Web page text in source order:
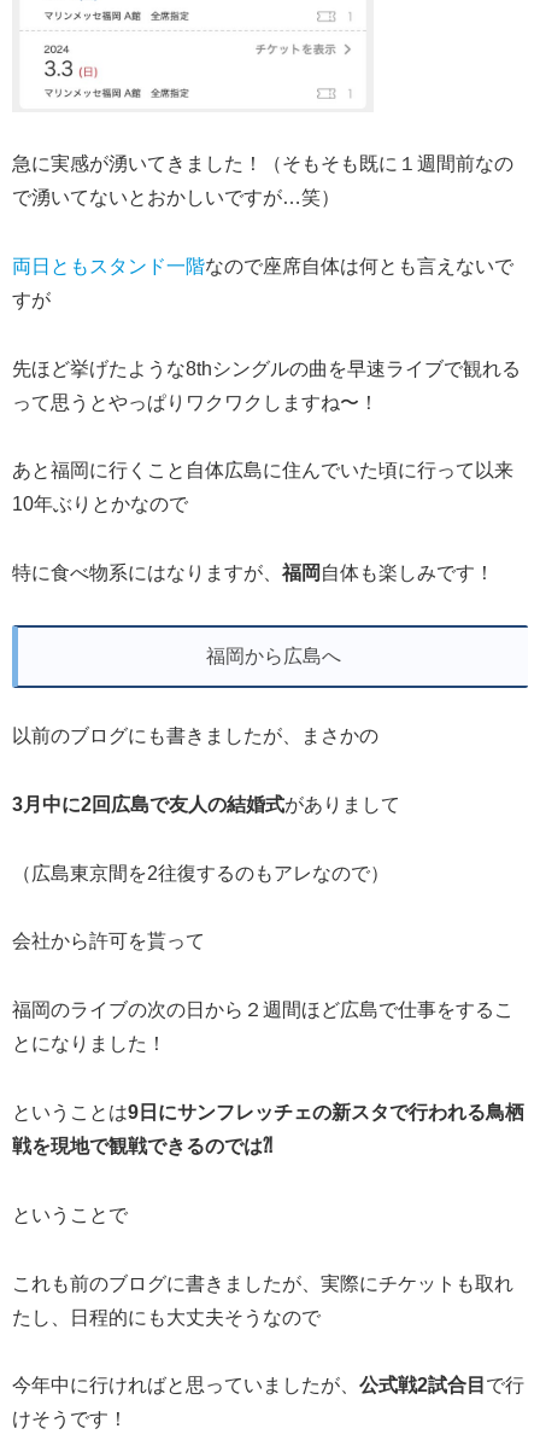
急に実感が湧いてきました！（そもそも既に１週間前なの
で湧いてないとおかしいですが…笑）
両日ともスタンド一階なので座席自体は何とも言えないで
すが
先ほど挙げたような8thシングルの曲を早速ライブで観れる
って思うとやっぱりワクワクしますね〜！
あと福岡に行くこと自体広島に住んでいた頃に行って以来
10年ぶりとかなので
特に食べ物系にはなりますが、 福岡 自体も楽しみです！
福岡から広島へ
以前のブログにも書きましたが、まさかの
3月中に2回広島で友人の結婚式がありまして
（広島東京間を2往復するのもアレなので）
会社から許可を貰って
福岡のライブの次の日から２週間ほど広島で仕事をするこ
とになりました！
ということは9日にサンフレッチェの新スタで行われる鳥栖
戦を現地で観戦できるのでは⁈
ということで
これも前のブログに書きましたが、実際にチケットも取れ
たし、日程的にも大丈夫そうなので
今年中に行ければと思っていましたが、 公式戦2試合目 で行
けそうです！